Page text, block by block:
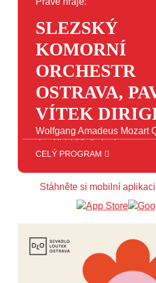
SLEZSKÝ
KOMORNÍ
ORCHESTR
OSTRAVA,
VÍTEK
Wolfgang Amadeus Mozart
dur, KV 168, 2. Andante
16:00 - 18:00 JAZZ
18:00 - 23:00 VEČERNÍ
23:00 - 00:00 POTICHU
CELÝ PROGRAM
Stáhněte si mobilní